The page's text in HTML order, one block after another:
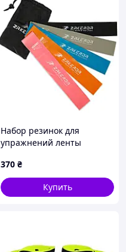
Набор резинок для
упражнений ленты
BANDS ZAKERDA FI-2823
5шт цвета в ассортименте
370 ₴
Купить